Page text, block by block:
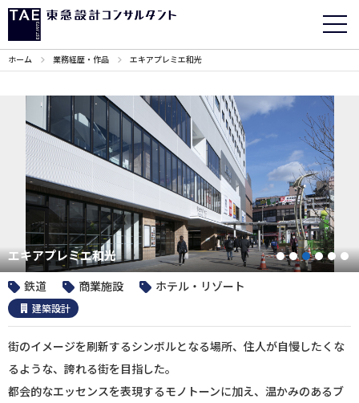
ホーム 業務経歴・作品 エキアプレミエ和光
エキアプレミエ和光 1 2 3 4 5
鉄道 商業施設 ホテル・リゾート
建築設計
街のイメージを刷新するシンボルとなる場所、住人が自慢したくな
るような、誇れる街を目指した。
都会的なエッセンスを表現するモノトーンに加え、温かみのあるブ